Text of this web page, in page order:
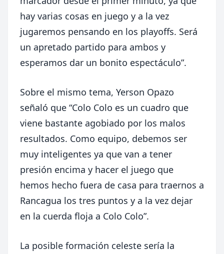
hay varias cosas en juego y a la vez
jugaremos pensando en los playoffs. Será
un apretado partido para ambos y
esperamos dar un bonito espectáculo”.
Sobre el mismo tema, Yerson Opazo
señaló que “Colo Colo es un cuadro que
viene bastante agobiado por los malos
resultados. Como equipo, debemos ser
muy inteligentes ya que van a tener
presión encima y hacer el juego que
hemos hecho fuera de casa para traernos a
Rancagua los tres puntos y a la vez dejar
en la cuerda floja a Colo Colo”.
La posible formación celeste sería la